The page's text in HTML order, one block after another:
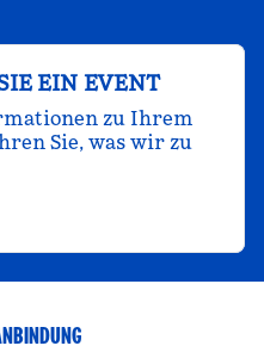
EIN EVENT
zu Ihrem
Sie, was wir zu